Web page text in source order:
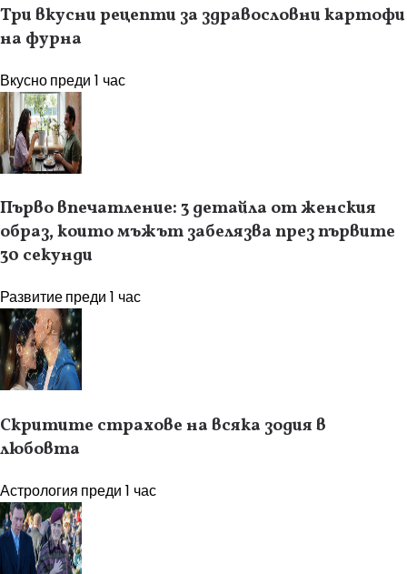
Три вкусни рецепти за здравословни картофи
на фурна
Вкуснопреди 1 час
Първо впечатление: 3 детайла от женския
образ, които мъжът забелязва през първите
30 секунди
Развитиепреди 1 час
Скритите страхове на всяка зодия в
любовта
Астрология преди 1 час